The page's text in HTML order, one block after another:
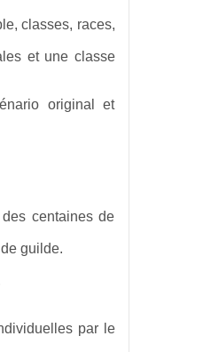
classes, races,
et une classe
original et
centaines de
guilde.
par le